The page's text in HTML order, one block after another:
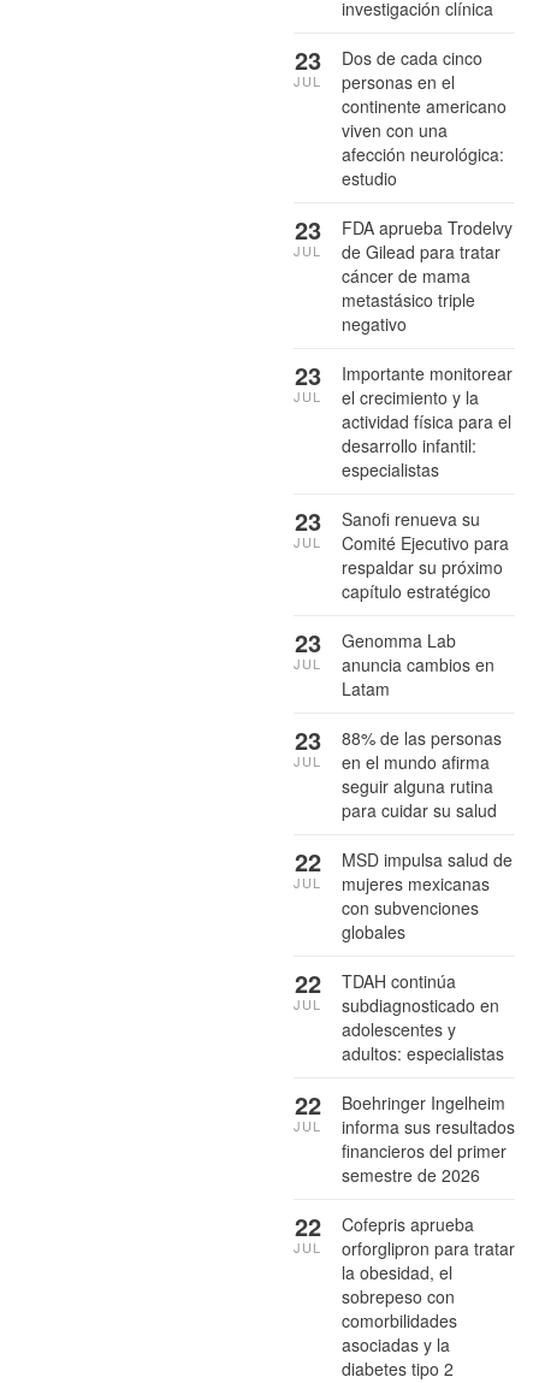
investigación clínica
Dos de cada cinco
personas en el
continente americano
viven con una
afección neurológica:
estudio
23
JUL
FDA aprueba Trodelvy
de Gilead para tratar
cáncer de mama
metastásico triple
negativo
23
JUL
Importante monitorear
el crecimiento y la
actividad física para el
desarrollo infantil:
especialistas
23
JUL
Sanofi renueva su
Comité Ejecutivo para
respaldar su próximo
capítulo estratégico
23
JUL
Genomma Lab
anuncia cambios en
Latam
23
JUL
88% de las personas
en el mundo afirma
seguir alguna rutina
para cuidar su salud
23
JUL
MSD impulsa salud de
mujeres mexicanas
con subvenciones
globales
22
JUL
TDAH continúa
subdiagnosticado en
adolescentes y
adultos: especialistas
22
JUL
Boehringer Ingelheim
informa sus resultados
financieros del primer
semestre de 2026
22
JUL
Cofepris aprueba
orforglipron para tratar
la obesidad, el
sobrepeso con
comorbilidades
asociadas y la
diabetes tipo 2
22
JUL